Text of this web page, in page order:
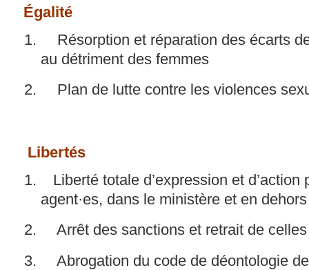
Égalité
Résorption et réparation des écarts
au détriment des femmes
Plan de lutte contre les violences
Libertés
Liberté totale d’expression et d’action
agent·es, dans le ministère et en dehors
Arrêt des sanctions et retrait de
Abrogation du code de déontologie de